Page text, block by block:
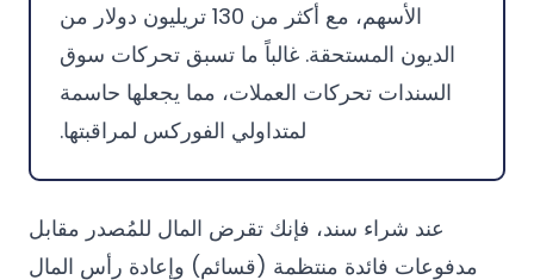
الأسهم، مع أكثر من 130 تريليون دولار من
الديون المستحقة. غالباً ما تسبق تحركات سوق
السندات تحركات العملات، مما يجعلها حاسمة
لمتداولي الفوركس لمراقبتها.
عند شراء سند، فإنك تقرض المال للمُصدر مقابل
مدفوعات فائدة منتظمة (قسائم) وإعادة رأس المال